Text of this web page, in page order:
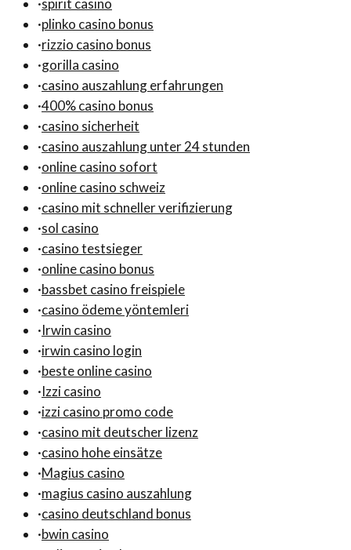
·spirit casino
·plinko casino bonus
·rizzio casino bonus
·gorilla casino
·casino auszahlung erfahrungen
·400% casino bonus
·casino sicherheit
·casino auszahlung unter 24 stunden
·online casino sofort
·online casino schweiz
·casino mit schneller verifizierung
·sol casino
·casino testsieger
·online casino bonus
·bassbet casino freispiele
·casino ödeme yöntemleri
·Irwin casino
·irwin casino login
·beste online casino
·Izzi casino
·izzi casino promo code
·casino mit deutscher lizenz
·casino hohe einsätze
·Magius casino
·magius casino auszahlung
·casino deutschland bonus
·bwin casino